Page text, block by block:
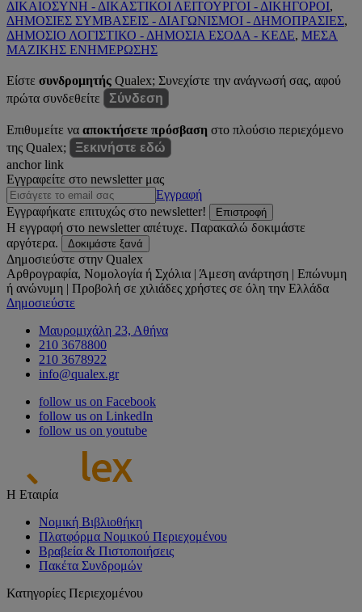
ΔΙΚΑΙΟΣΥΝΗ - ΔΙΚΑΣΤΙΚΟΙ ΛΕΙΤΟΥΡΓΟΙ - ΔΙΚΗΓΟΡΟΙ,
ΔΗΜΟΣΙΕΣ ΣΥΜΒΑΣΕΙΣ - ΔΙΑΓΩΝΙΣΜΟΙ - ΔΗΜΟΠΡΑΣΙΕΣ,
ΔΗΜΟΣΙΟ ΛΟΓΙΣΤΙΚΟ - ΔΗΜΟΣΙΑ ΕΣΟΔΑ - ΚΕΔΕ, ΜΕΣΑ
ΜΑΖΙΚΗΣ ΕΝΗΜΕΡΩΣΗΣ
Είστε συνδρομητής Qualex; Συνεχίστε την ανάγνωσή σας, αφού
πρώτα συνδεθείτε
Σύνδεση
Επιθυμείτε να αποκτήσετε πρόσβαση στο πλούσιο περιεχόμενο
της Qualex;
Ξεκινήστε εδώ
anchor link
Εγγραφείτε στο newsletter μας
Εγγραφή
Εγγραφήκατε επιτυχώς στο newsletter!
Επιστροφή
Η εγγραφή στο newsletter απέτυχε. Παρακαλώ δοκιμάστε
αργότερα.
Δοκιμάστε ξανά
Δημοσιεύστε στην Qualex
Αρθρογραφία, Νομολογία ή Σχόλια | Άμεση ανάρτηση | Επώνυμη
ή ανώνυμη | Προβολή σε χιλιάδες χρήστες σε όλη την Ελλάδα
Δημοσιεύστε
Μαυρομιχάλη 23, Αθήνα
210 3678800
210 3678922
info@qualex.gr
follow us on Facebook
follow us on LinkedIn
follow us on youtube
Η Εταιρία
Νομική Βιβλιοθήκη
Πλατφόρμα Νομικού Περιεχομένου
Βραβεία & Πιστοποιήσεις
Πακέτα Συνδρομών
Κατηγορίες Περιεχομένου